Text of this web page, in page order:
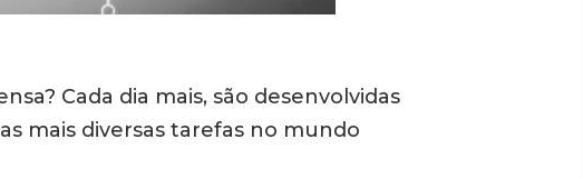
Cada dia mais, são desenvolvidas
mais diversas tarefas no mundo